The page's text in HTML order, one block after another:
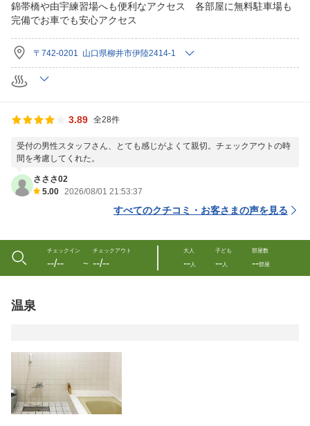
錦帯橋や由宇練習場へも便利なアクセス 各部屋に無料駐車場も
完備でお車でも安心アクセス
〒742-0201 山口県柳井市伊陸2414-1
3.89 全28件
受付の男性スタッフさん、とても感じがよくて親切。チェックアウトの時
間を考慮してくれた。
さささ02
5.00 2026/08/01 21:53:37
すべてのクチコミ・お客さまの声を見る
チェックイン
--/-- 〜
チェックアウト
--/--
大人
--人
子ども
--人
部屋数
--部屋
温泉